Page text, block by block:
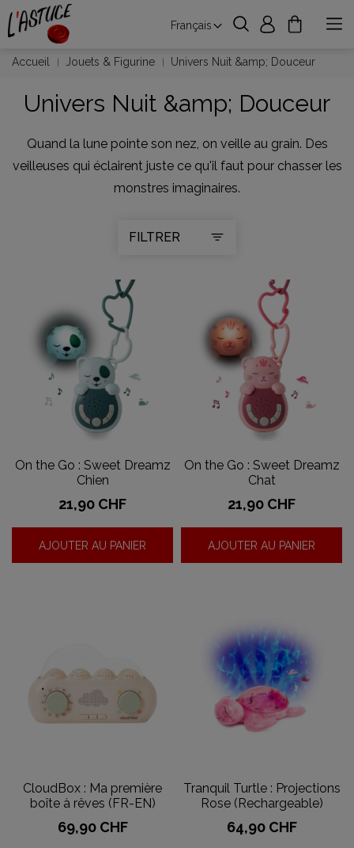
Français
Accueil Jouets & Figurine Univers Nuit &amp; Douceur
Univers Nuit &amp; Douceur
Quand la lune pointe son nez, on veille au grain. Des
veilleuses qui éclairent juste ce qu'il faut pour chasser les
monstres imaginaires.
FILTRER
On the Go : Sweet Dreamz
Chien
Prix
21,90 CHF
AJOUTER AU PANIER
On the Go : Sweet Dreamz
Chat
Prix
21,90 CHF
AJOUTER AU PANIER
CloudBox : Ma première
boîte à rêves (FR-EN)
Prix
69,90 CHF
Tranquil Turtle : Projections
Rose (Rechargeable)
Prix
64,90 CHF